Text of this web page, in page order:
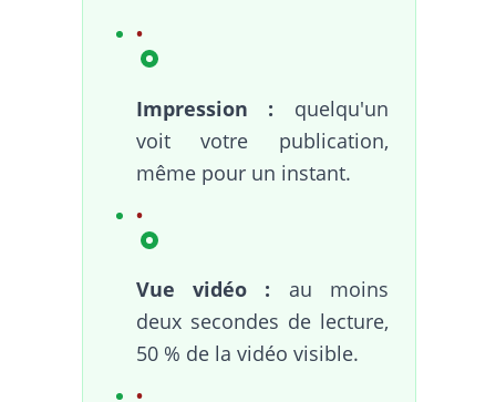
Impression : quelqu'un
voit votre publication,
même pour un instant.
Vue vidéo : au moins
deux secondes de lecture,
50 % de la vidéo visible.